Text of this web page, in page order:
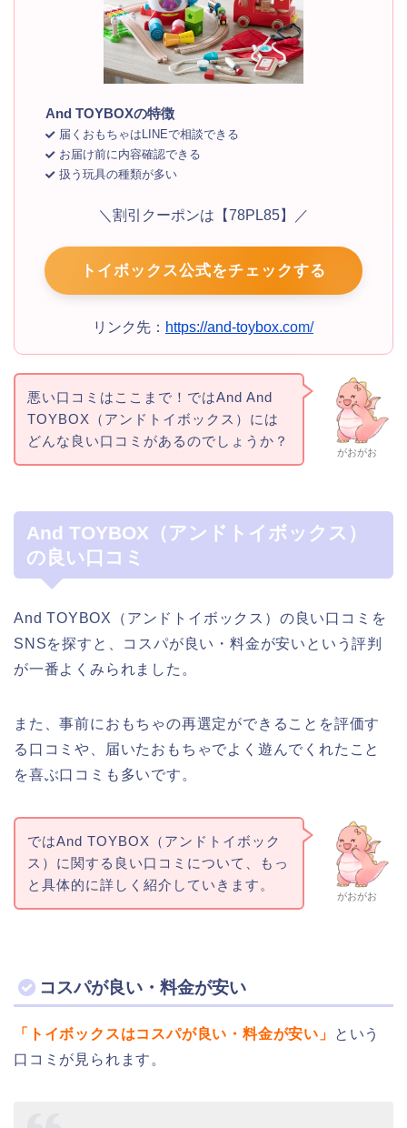
And TOYBOXの特徴
届くおもちゃはLINEで相談できる
お届け前に内容確認できる
扱う玩具の種類が多い
＼割引クーポンは【78PL85】／
トイボックス公式をチェックする
リンク先： https://and-toybox.com/
がおがお
悪い口コミはここまで！ではAnd And
TOYBOX（アンドトイボックス）には
どんな良い口コミがあるのでしょうか？
And TOYBOX（アンドトイボックス）
の良い口コミ
And TOYBOX（アンドトイボックス）の良い口コミを
SNSを探すと、コスパが良い・料金が安いという評判
が一番よくみられました。
また、事前におもちゃの再選定ができることを評価す
る口コミや、届いたおもちゃでよく遊んでくれたこと
を喜ぶ口コミも多いです。
がおがお
ではAnd TOYBOX（アンドトイボック
ス）に関する良い口コミについて、もっ
と具体的に詳しく紹介していきます。
コスパが良い・料金が安い
「トイボックスはコスパが良い・料金が安い」
という
口コミが見られます。